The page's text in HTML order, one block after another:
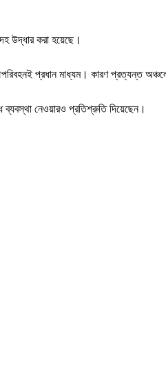
উদ্ধার করা হয়েছে।
প্রধান মাধ্যম। কারণ প্রত্যন্ত
ব্যবস্থা নেওয়ারও প্রতিশ্রুতি দিয়েছেন।